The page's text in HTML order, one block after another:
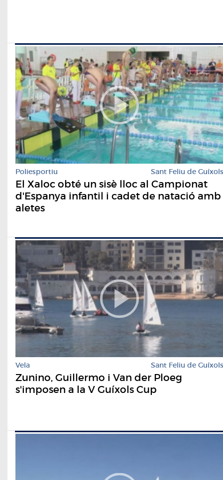
Poliesportiu Sant Feliu de Guíxols
El Xaloc obté un sisè lloc al Campionat
d'Espanya infantil i cadet de natació amb
aletes
Vela Sant Feliu de Guíxols
Zunino, Guillermo i Van der Ploeg
s'imposen a la V Guíxols Cup